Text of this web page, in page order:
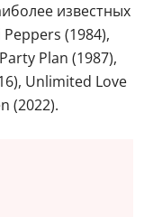
известных
(1984),
Plan (1987),
Unlimited Love
(2022).